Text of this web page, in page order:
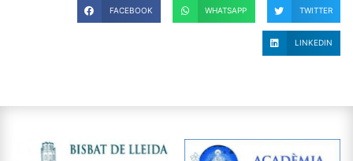
FACEBOOK WHATSAPP TWITTER
LINKEDIN